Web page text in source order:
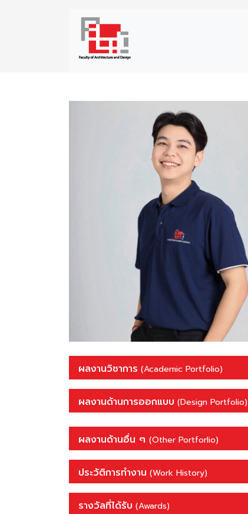
ผลงานวิชาการ (Academic Portfolio)
ผลงานด้านการออกแบบ (Design Portfolio)
ผลงานด้านอื่น ๆ (Other Portforlio)
ประวัติการทำงาน (Work History)
รางวัลที่ได้รับ (Awards)